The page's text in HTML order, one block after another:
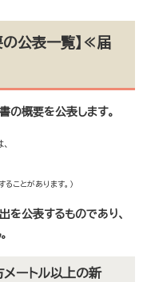
の公表一覧】≪届
の概要を公表します。
ことがあります。）
公表するものであり、
ートル以上の新